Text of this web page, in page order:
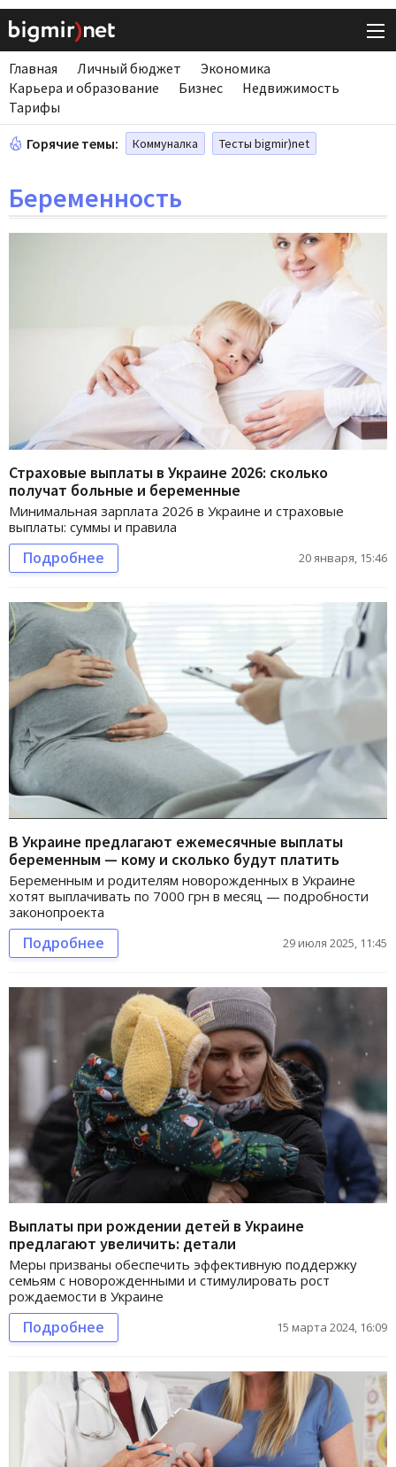
Главная Личный бюджет
Экономика
Карьера и образование
Бизнес
Недвижимость
Тарифы
Горячие темы: Коммуналка Тесты bigmir)net
Беременность
Страховые выплаты в Украине 2026: сколько
получат больные и беременные
Минимальная зарплата 2026 в Украине и страховые
выплаты: суммы и правила
Подробнее 20 января, 15:46
В Украине предлагают ежемесячные выплаты
беременным — кому и сколько будут платить
Беременным и родителям новорожденных в Украине
хотят выплачивать по 7000 грн в месяц — подробности
законопроекта
Подробнее 29 июля 2025, 11:45
Выплаты при рождении детей в Украине
предлагают увеличить: детали
Меры призваны обеспечить эффективную поддержку
семьям с новорожденными и стимулировать рост
рождаемости в Украине
Подробнее 15 марта 2024, 16:09